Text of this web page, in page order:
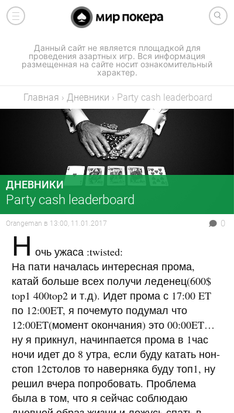
Данный сайт не является площадкой для
проведения азартных игр. Вся информация
размещенная на сайте носит ознакомительный
характер.
Главная › Дневники › Party cash leaderboard
ДНЕВНИКИ
Party cash leaderboard
Orangeman в 13:00, 11.01.2017 0
Н очь ужаса :twisted:
На пати началась интересная прома,
катай больше всех получи леденец(600$
top1 400top2 и т.д). Идет прома с 17:00 ET
по 12:00ET, я почемуто подумал что
12:00ET(момент окончания) это 00:00ET…
ну я прикнул, начинпается прома в 1час
ночи идет до 8 утра, если буду катать нон-
стоп 12столов то наверняка буду топ1, ну
решил вчера попробовать. Проблема
была в том, что я сейчас соблюдаю